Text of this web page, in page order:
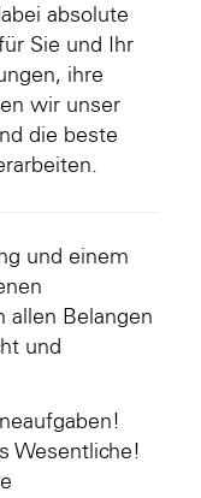
absolute
Sie und Ihr
ihre
wir unser
die beste
und einem
allen Belangen
und
Wesentliche!